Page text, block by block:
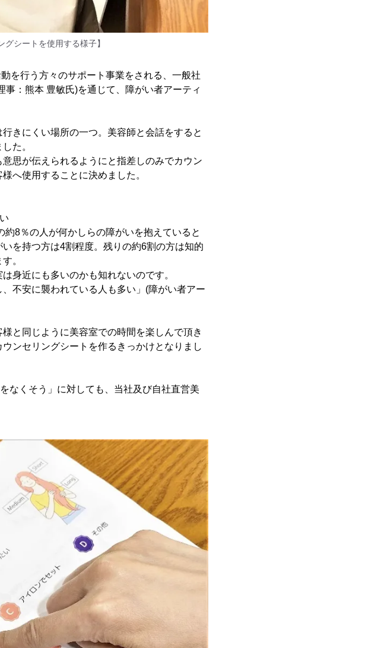
グシートを使用する様子】
を行う方々のサポート事業をされる、一般社
：熊本 豊敏氏)を通じて、障がい者アーティ
きにくい場所の一つ。美容師と会話をすると
た。
思が伝えられるようにと指差しのみでカウン
へ使用することに決めました。
8％の人が何かしらの障がいを抱えていると
を持つ方は4割程度。残りの約6割の方は知的
。
身近にも多いのかも知れないのです。
不安に襲われている人も多い」(障がい者アー
と同じように美容室での時間を楽しんで頂き
ンセリングシートを作るきっかけとなりまし
なくそう」に対しても、当社及び自社直営美